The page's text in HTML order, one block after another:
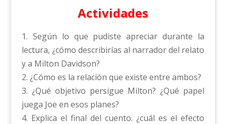
Actividades
1. Según lo que pudiste apreciar durante la
lectura, ¿cómo describirías al narrador del relato
y a Milton Davidson?
2. ¿Cómo es la relación que existe entre ambos?
3. ¿Qué objetivo persigue Milton? ¿Qué papel
juega Joe en esos planes?
4. Explica el final del cuento. ¿cuál es el efecto